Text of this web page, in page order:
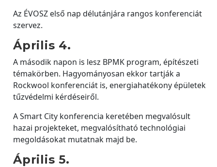
Az ÉVOSZ első nap délutánjára rangos konferenciát
szervez.
Április 4.
A második napon is lesz BPMK program, építészeti
témakörben. Hagyományosan ekkor tartják a
Rockwool konferenciát is, energiahatékony épületek
tűzvédelmi kérdéseiről.
A Smart City konferencia keretében megvalósult
hazai projekteket, megvalósítható technológiai
megoldásokat mutatnak majd be.
Április 5.